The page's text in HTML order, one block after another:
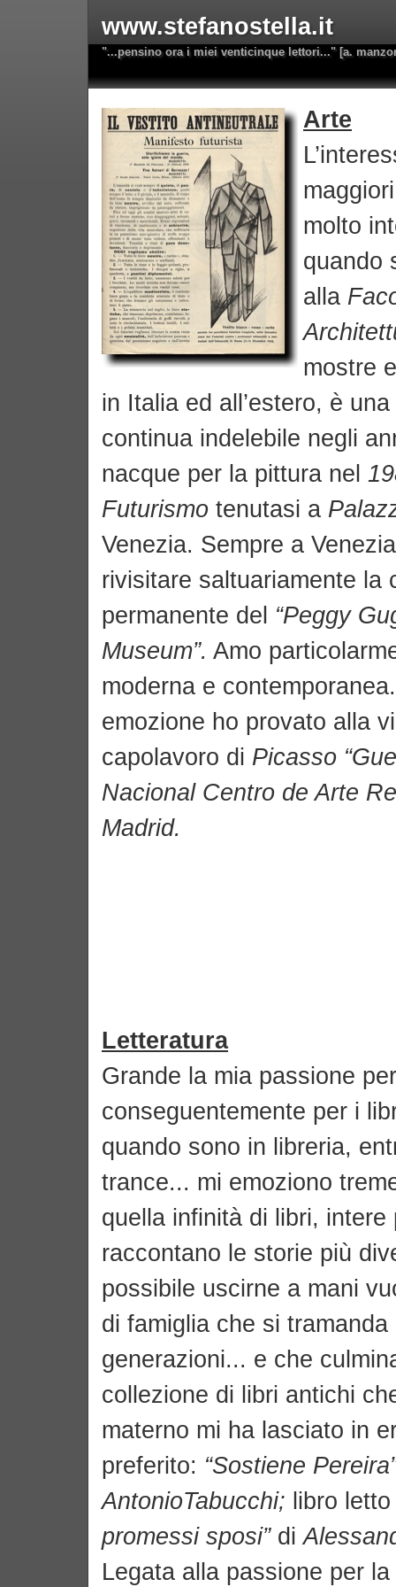
www.stefanostella.it
"...pensino ora i miei venticinque lettori..." [a.
Arte
molto
quando
alla
mostre
in Italia ed all’estero, è
continua indelebile negli
nacque per la pittura nel
Futurismo tenutasi a
Venezia. Sempre a
rivisitare saltuariamente la
permanente del “Peggy
Museum”. Amo
moderna e
emozione ho provato alla
capolavoro di Picasso
Nacional Centro de Arte
Madrid.
Letteratura
Grande la mia passione
conseguentemente per i
quando sono in libreria,
trance... mi emoziono
quella infinità di libri, intere
raccontano le storie più
possibile uscirne a mani
di famiglia che si
generazioni... e che
collezione di libri antichi
materno mi ha lasciato in
preferito: “Sostiene
AntonioTabucchi; libro
promessi sposi”di
Legata alla passione per